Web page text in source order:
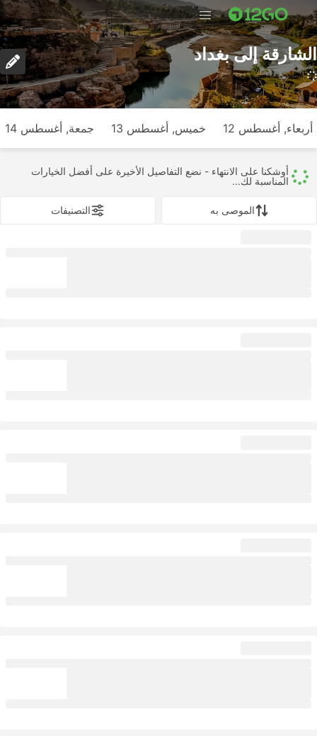
الشارقة إلى بغداد
أربعاء, أغسطس 12 خميس, أغسطس 13 جمعة, أغسطس 14
أوشكنا على الانتهاء - نضع التفاصيل الأخيرة على أفضل الخيارات
المناسبة لك...
الموصى به التصنيفات